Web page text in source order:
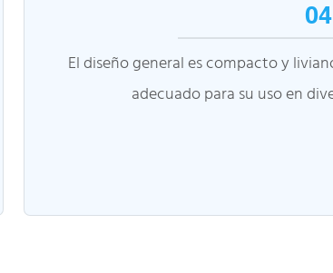
04
El diseño general es compacto y
adecuado para su uso en